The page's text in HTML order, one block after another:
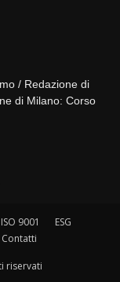
/ Redazione di
di Milano: Corso
ISO 9001
ESG
Contatti
riservati